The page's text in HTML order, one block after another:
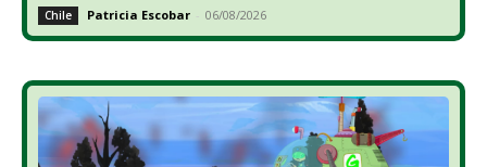
Chile Patricia Escobar - 06/08/2026